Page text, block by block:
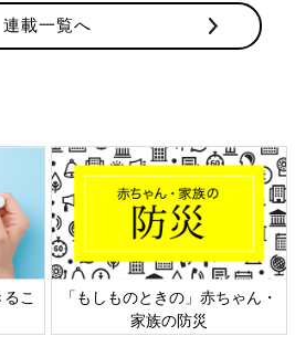
連載一覧へ
ッ
六星占術 細木かおりさんの人生
相談